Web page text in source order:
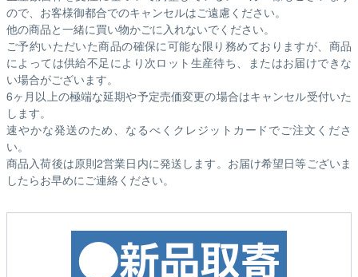
ので、お客様御都合でのキャンセルはご遠慮ください。
他の商品と一緒に買い物かごに入れないでください。
ご予約いただいた商品の確保に可能な限り務めておりますが、商品
によっては供給不足により次ロット生産待ち、またはお届けできな
い場合がございます。
6ヶ月以上の極端な延期や予定売価変更の場合はキャンセル受付いた
します。
速やかな発送のため、なるべくクレジットカードでご注文くださ
い。
商品入荷後は原則2営業日内に発送します。お届け希望日等ございま
したらお早めにご連絡ください。